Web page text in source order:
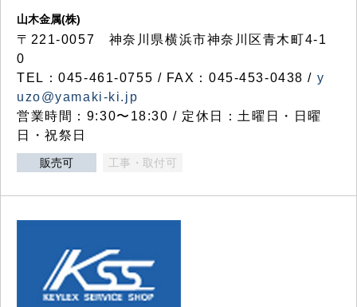
山木金属(株)
〒221-0057 神奈川県横浜市神奈川区青木町4-1
0
TEL：045-461-0755 / FAX：045-453-0438 / y
uzo@yamaki-ki.jp
営業時間：9:30〜18:30 / 定休日：土曜日・日曜
日・祝祭日
販売可 工事・取付可